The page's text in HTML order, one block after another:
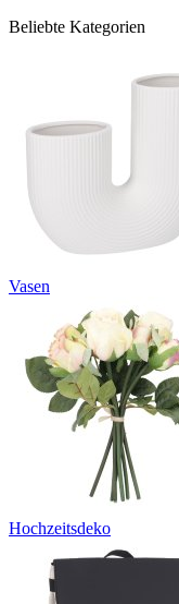
Beliebte Kategorien
Vasen
Hochzeitsdeko